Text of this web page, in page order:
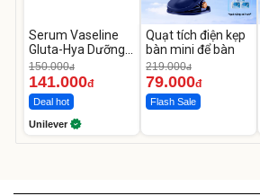
Serum Vaseline
Gluta-Hya Dưỡng
Da Sáng Mịn Sau 7
Ngày
150.000đ
141.000đ
Deal hot
Unilever
Quạt tích điện kẹp
bàn mini để bàn
219.000đ
79.000đ
Flash Sale